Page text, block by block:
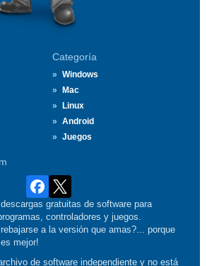
Categoría
Windows
Mac
Linux
Android
Juegos
gratuitas de software para
controladores y juegos.
a la versión que amas?... porque
mejor!
de software independiente y no está